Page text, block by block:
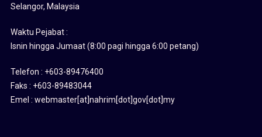
Selangor, Malaysia
Waktu Pejabat :
Isnin hingga Jumaat (8:00 pagi hingga 6:00 petang)
Telefon : +603-89476400
Faks : +603-89483044
Emel : webmaster[at]nahrim[dot]gov[dot]my